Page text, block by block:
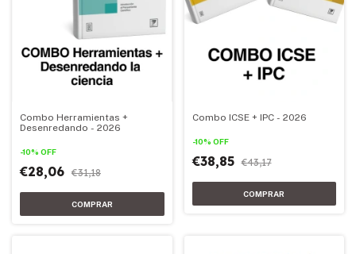
Combo Herramientas +
Desenredando - 2026
-10% OFF
€28,06 €31,18
Combo ICSE + IPC - 2026
-10% OFF
€38,85 €43,17